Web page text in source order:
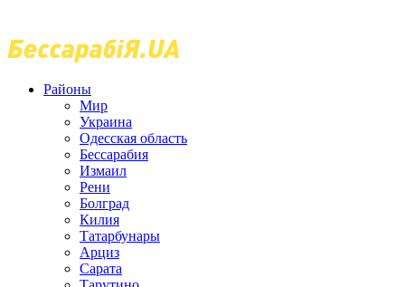
Районы
Мир
Украина
Одесская область
Бессарабия
Измаил
Рени
Болград
Килия
Татарбунары
Арциз
Сарата